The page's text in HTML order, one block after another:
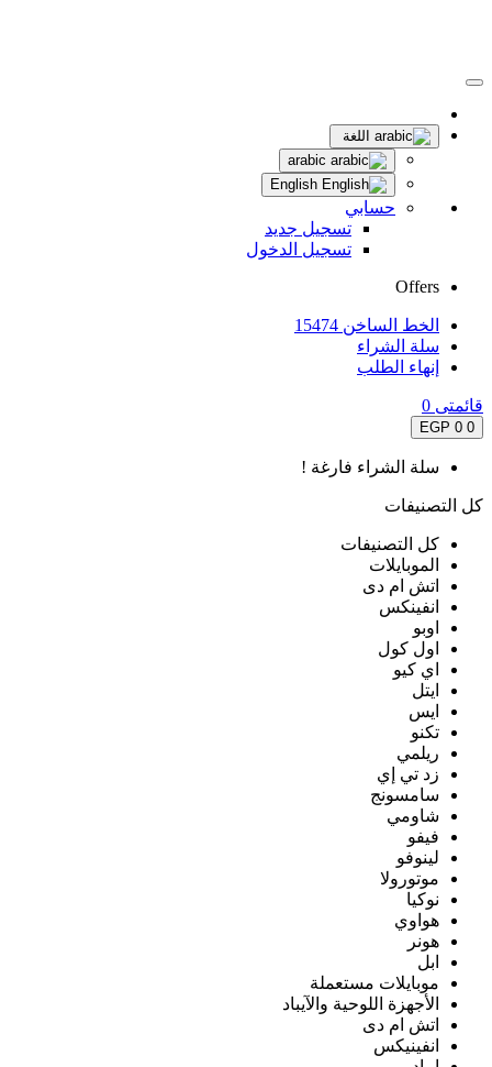
اللغة
حسابي
تسجيل جديد
تسجيل الدخول
Offers
الخط الساخن 15474
سلة الشراء
إنهاء الطلب
قائمتى 0
0
0 EGP
سلة الشراء فارغة !
كل التصنيفات
كل التصنيفات
الموبايلات
اتش ام دى
انفينكس
اوبو
اول كول
اي كيو
ايتل
ايس
تكنو
ريلمي
زد تي إي
سامسونج
شاومي
فيفو
لينوفو
موتورولا
نوكيا
هواوي
هونر
ابل
موبايلات مستعملة
الأجهزة اللوحية والآيباد
اتش ام دى
انفينيكس